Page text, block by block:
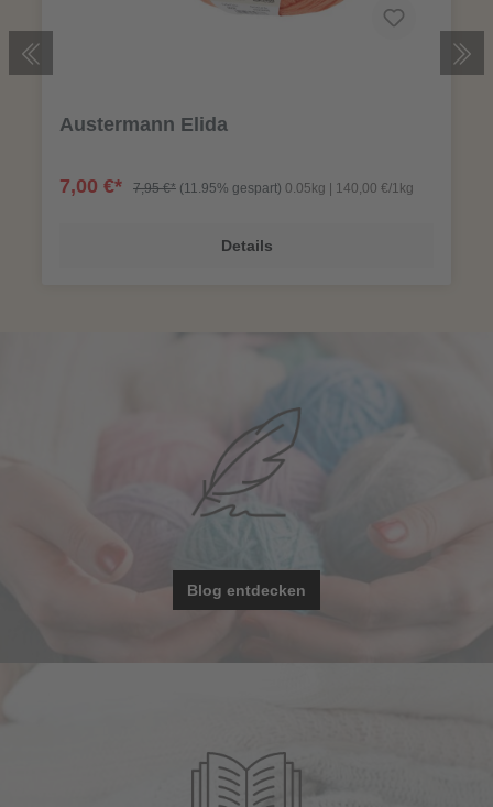
Austermann Elida
7,00 €* 7,95 €* (11.95% gespart) 0.05kg | 140,00 €/1kg
Details
Blog entdecken